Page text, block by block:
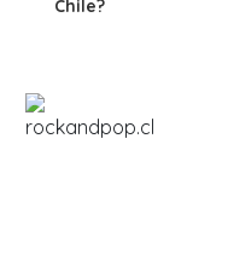
Chile?